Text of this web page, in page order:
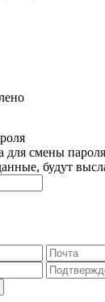
для смены
будут